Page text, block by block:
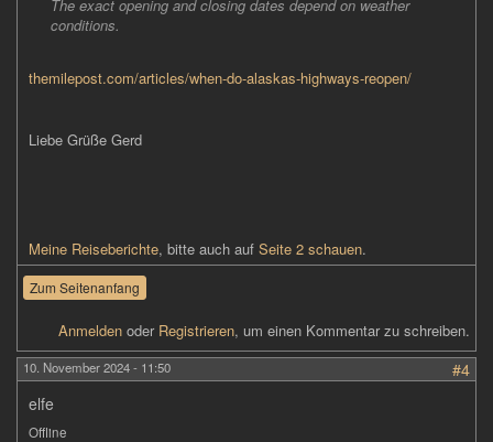
The exact opening and closing dates depend on weather
conditions.
themilepost.com/articles/when-do-alaskas-highways-reopen/
Liebe Grüße Gerd
Meine Reiseberichte, bitte auch auf Seite 2 schauen.
Zum Seitenanfang
Anmelden oder Registrieren, um einen Kommentar zu schreiben.
10. November 2024 - 11:50
#4
elfe
Offline